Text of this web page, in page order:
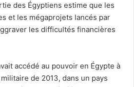
des Égyptiens estime que les
et les mégaprojets lancés par
les difficultés financières
accédé au pouvoir en Égypte à
de 2013, dans un pays